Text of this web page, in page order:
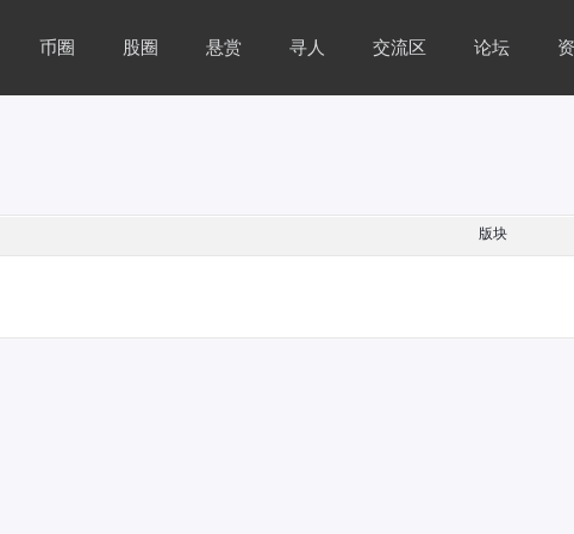
币圈 股圈 悬赏 寻人 交流区 论坛
版块